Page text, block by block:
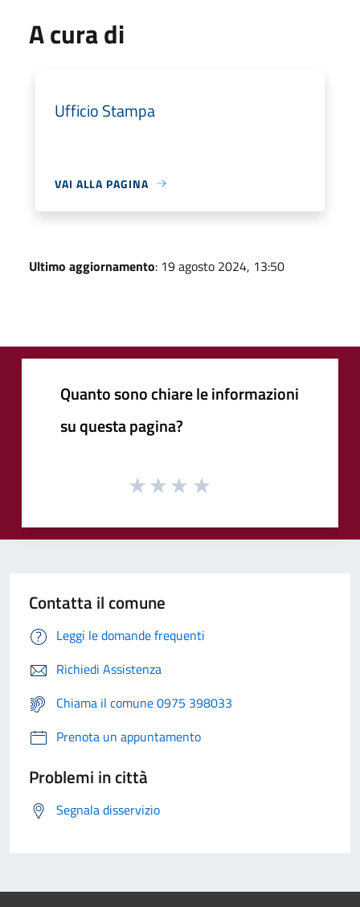
A cura di
Ufficio Stampa
VAI ALLA PAGINA
Ultimo aggiornamento: 19 agosto 2024, 13:50
Quanto sono chiare le informazioni
su questa pagina?
Contatta il comune
Leggi le domande frequenti
Richiedi Assistenza
Chiama il comune 0975 398033
Prenota un appuntamento
Problemi in città
Segnala disservizio